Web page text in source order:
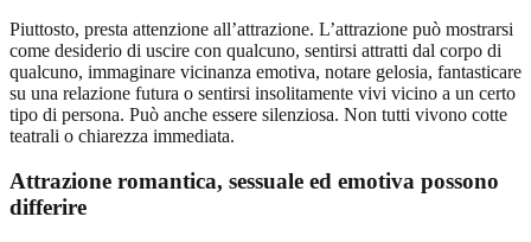
Piuttosto, presta attenzione all’attrazione. L’attrazione può mostrarsi
come desiderio di uscire con qualcuno, sentirsi attratti dal corpo di
qualcuno, immaginare vicinanza emotiva, notare gelosia, fantasticare
su una relazione futura o sentirsi insolitamente vivi vicino a un certo
tipo di persona. Può anche essere silenziosa. Non tutti vivono cotte
teatrali o chiarezza immediata.
Attrazione romantica, sessuale ed emotiva possono
differire